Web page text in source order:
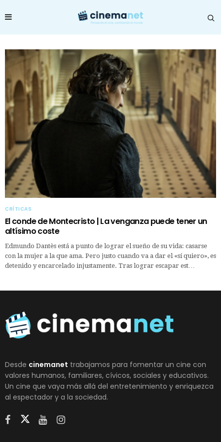
CRÍTICAS
El conde de Montecristo | La venganza puede tener un
altísimo coste
Edmundo Dantès está a punto de lograr el sueño de su vida: casarse
con la mujer a la que ama. Pero justo cuando va a dar el «sí quiero», es
detenido y encarcelado injustamente. Tras lograr escapar est…
Desde cinemanet trabajamos para fomentar un cine con
valores humanos, familiares, cívicos, sociales y educativos.
Un cine que vaya más allá del entretenimiento y enriquezca
al espectador y a la sociedad.